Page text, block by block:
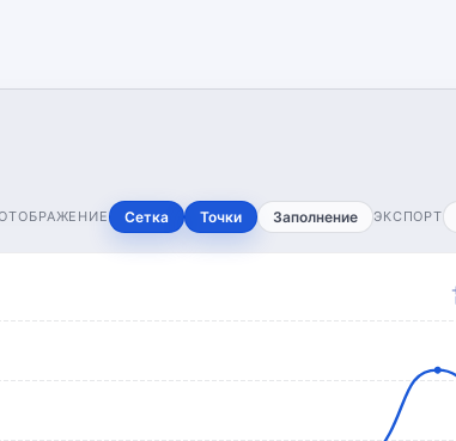
Сетка Точки Заполнение ЭКСПОРТ